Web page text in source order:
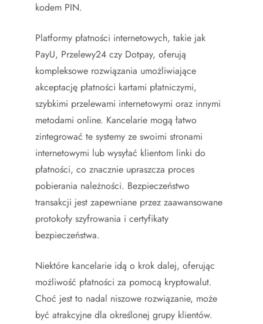
kodem PIN.
Platformy płatności internetowych, takie jak
PayU, Przelewy24 czy Dotpay, oferują
kompleksowe rozwiązania umożliwiające
akceptację płatności kartami płatniczymi,
szybkimi przelewami internetowymi oraz innymi
metodami online. Kancelarie mogą łatwo
zintegrować te systemy ze swoimi stronami
internetowymi lub wysyłać klientom linki do
płatności, co znacznie upraszcza proces
pobierania należności. Bezpieczeństwo
transakcji jest zapewniane przez zaawansowane
protokoły szyfrowania i certyfikaty
bezpieczeństwa.
Niektóre kancelarie idą o krok dalej, oferując
możliwość płatności za pomocą kryptowalut.
Choć jest to nadal niszowe rozwiązanie, może
być atrakcyjne dla określonej grupy klientów.